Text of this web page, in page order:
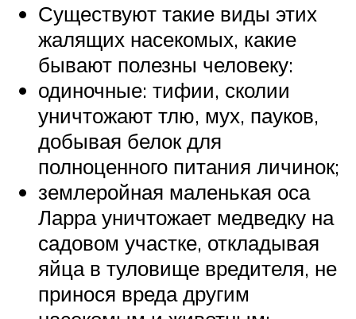
Существуют такие виды этих
жалящих насекомых, какие
бывают полезны человеку:
одиночные: тифии, сколии
уничтожают тлю, мух, пауков,
добывая белок для
полноценного питания личинок;
землеройная маленькая оса
Ларра уничтожает медведку на
садовом участке, откладывая
яйца в туловище вредителя, не
принося вреда другим